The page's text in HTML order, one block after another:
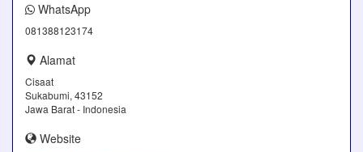
WhatsApp
081388123174
Alamat
Cisaat
Sukabumi, 43152
Jawa Barat - Indonesia
Website